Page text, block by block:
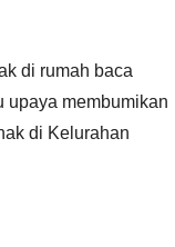
di rumah baca
upaya membumikan
di Kelurahan